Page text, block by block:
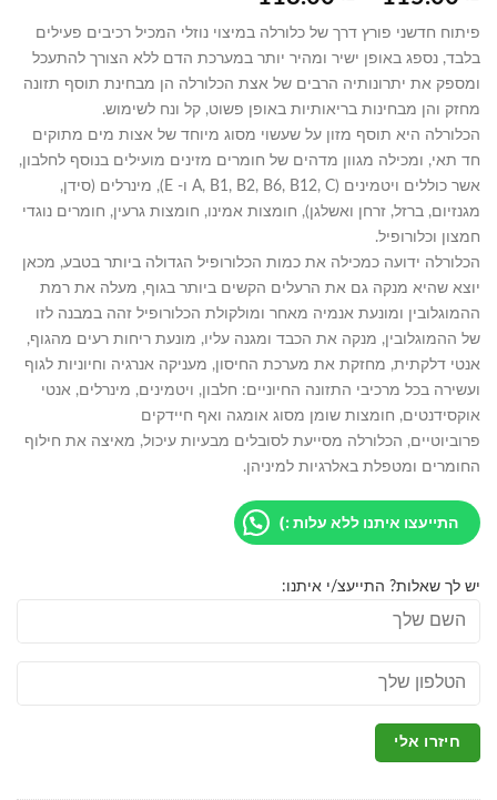
עד
פיתוח חדשני פורץ דרך של כלורלה במיצוי נוזלי המכיל רכיבים פעילים
בלבד, נספג באופן ישיר ומהיר יותר במערכת הדם ללא הצורך להתעכל
ומספק את יתרונותיה הרבים של אצת הכלורלה הן מבחינת תוסף תזונה
מחזק והן מבחינות בריאותיות באופן פשוט, קל ונח לשימוש.
הכלורלה היא תוסף מזון על שעשוי מסוג מיוחד של אצות מים מתוקים
חד תאי, ומכילה מגוון מדהים של חומרים מזינים מועילים בנוסף לחלבון,
אשר כוללים ויטמינים (A, B1, B2, B6, B12, C ו- E), מינרלים (סידן,
מגנזיום, ברזל, זרחן ואשלגן), חומצות אמינו, חומצות גרעין, חומרים נוגדי
חמצון וכלורופיל.
הכלורלה ידועה כמכילה את כמות הכלורופיל הגדולה ביותר בטבע, מכאן
יוצא שהיא מנקה גם את הרעלים הקשים ביותר בגוף, מעלה את רמת
ההמוגלובין ומונעת אנמיה מאחר ומולקולת הכלורופיל זהה במבנה לזו
של ההמוגלובין, מנקה את הכבד ומגנה עליו, מונעת ריחות רעים מהגוף,
אנטי דלקתית, מחזקת את מערכת החיסון, מעניקה אנרגיה וחיוניות לגוף
ועשירה בכל מרכיבי התזונה החיוניים: חלבון, ויטמינים, מינרלים, אנטי
אוקסידנטים, חומצות שומן מסוג אומגה ואף חיידקים
פרוביוטיים, הכלורלה מסייעת לסובלים מבעיות עיכול, מאיצה את חילוף
החומרים ומטפלת באלרגיות למיניהן.
התייעצו איתנו ללא עלות :)
יש לך שאלות? התייעצ/י איתנו: